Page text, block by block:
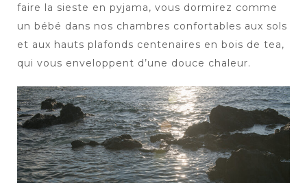
faire la sieste en pyjama, vous dormirez comme
un bébé dans nos chambres confortables aux sols
et aux hauts plafonds centenaires en bois de tea,
qui vous enveloppent d’une douce chaleur.